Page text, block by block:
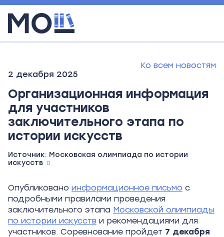
2 декабря 2025
Ко всем новостям
Организационная информация
для участников
заключительного этапа по
истории искусств
Источник: Московская олимпиада по истории
искусств
Опубликовано информационное письмо с
подробными правилами проведения
заключительного этапа Московской олимпиады
по истории искусств и рекомендациями для
участников. Соревнование пройдет 7 декабря